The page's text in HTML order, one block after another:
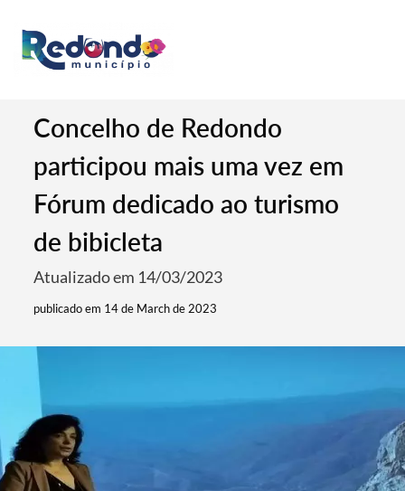
Concelho de Redondo
participou mais uma vez em
Fórum dedicado ao turismo
de bibicleta
Atualizado em 14/03/2023
publicado em 14 de March de 2023